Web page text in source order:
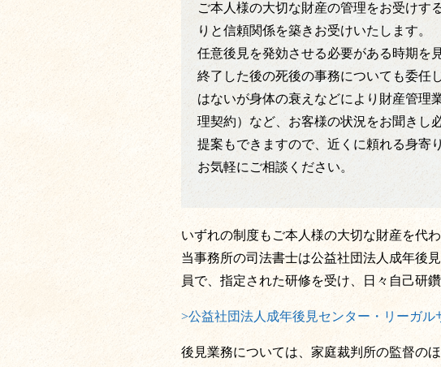
ご本人様の大切な財産の管理をお受けす
りと信頼関係を築きお受けいたします。
任意後見を発効させる必要がある時期を
終了した後の死後の事務についても委任
はないが身体の衰えなどにより財産管理
理契約）など、お客様の状況をお聞きし
提案もできますので、近くに頼れる身寄
お気軽にご相談ください。
いずれの制度もご本人様の大切な財産を代
当事務所の司法書士は公益社団法人成年後
員で、指定された研修を受け、日々自己研
>公益社団法人成年後見センター・リーガル
後見業務については、家庭裁判所の監督の